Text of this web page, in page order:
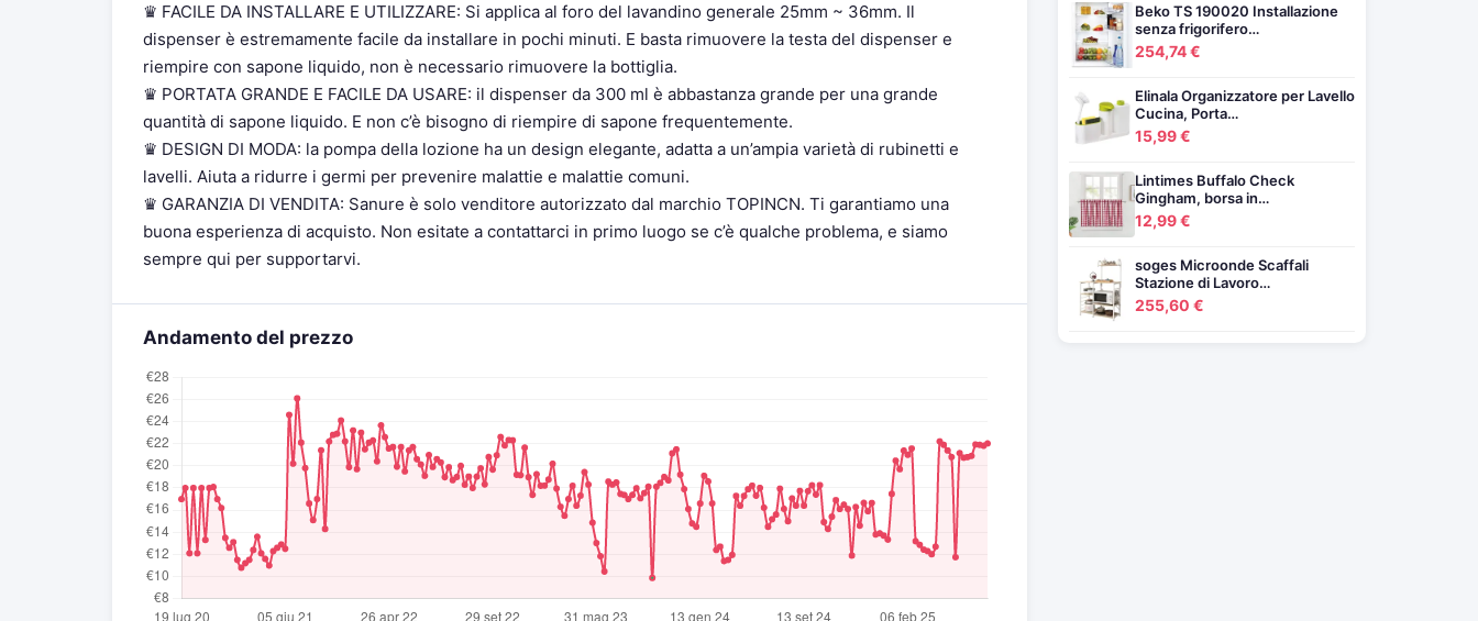
♛ FACILE DA INSTALLARE E UTILIZZARE: Si applica al foro del lavandino generale 25mm ~ 36mm. Il
dispenser è estremamente facile da installare in pochi minuti. E basta rimuovere la testa del dispenser e
riempire con sapone liquido, non è necessario rimuovere la bottiglia.
♛ PORTATA GRANDE E FACILE DA USARE: il dispenser da 300 ml è abbastanza grande per una grande
quantità di sapone liquido. E non c’è bisogno di riempire di sapone frequentemente.
♛ DESIGN DI MODA: la pompa della lozione ha un design elegante, adatta a un’ampia varietà di rubinetti e
lavelli. Aiuta a ridurre i germi per prevenire malattie e malattie comuni.
♛ GARANZIA DI VENDITA: Sanure è solo venditore autorizzato dal marchio TOPINCN. Ti garantiamo una
buona esperienza di acquisto. Non esitate a contattarci in primo luogo se c’è qualche problema, e siamo
sempre qui per supportarvi.
Andamento del prezzo
Beko TS 190020 Installazione
senza frigorifero…
254,74 €
Elinala Organizzatore per Lavello
Cucina, Porta…
15,99 €
Lintimes Buffalo Check
Gingham, borsa in…
12,99 €
soges Microonde Scaffali
Stazione di Lavoro…
255,60 €